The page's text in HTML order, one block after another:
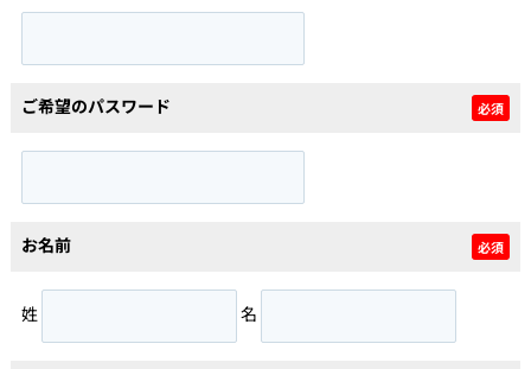
ご希望のパスワード 必須
お名前 必須
姓 名